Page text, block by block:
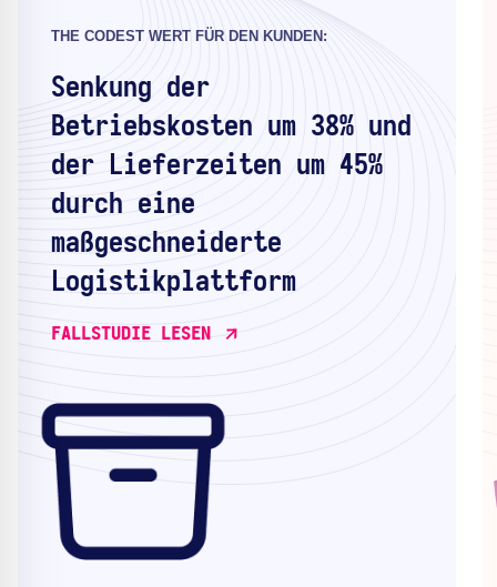
THE CODEST WERT FÜR DEN KUNDEN:
Senkung der
Betriebskosten um 38% und
der Lieferzeiten um 45%
durch eine
maßgeschneiderte
Logistikplattform
FALLSTUDIE LESEN